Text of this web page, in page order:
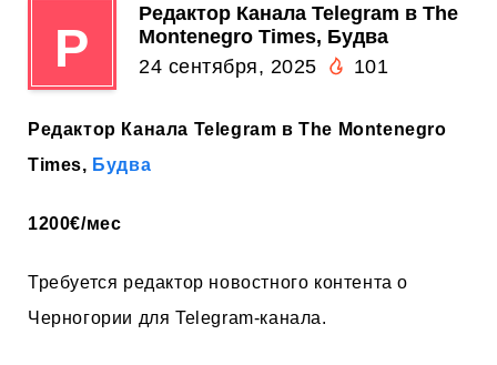
Р
Редактор Канала Telegram в The
Montenegro Times, Будва
24 сентября, 2025
101
Редактор Канала Telegram в The Montenegro
Times, Будва
1200€/мес
Требуется редактор новостного контента о
Черногории для Telegram-канала.